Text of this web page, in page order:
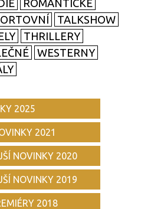
ROMANTICKÉ
TALKSHOW
THRILLERY
WESTERNY
2025
2021
NOVINKY 2020
NOVINKY 2019
2018